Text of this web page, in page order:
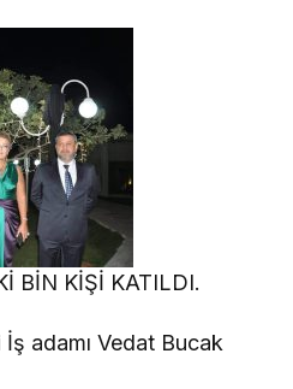
BİN KİŞİ KATILDI.
adamı Vedat Bucak